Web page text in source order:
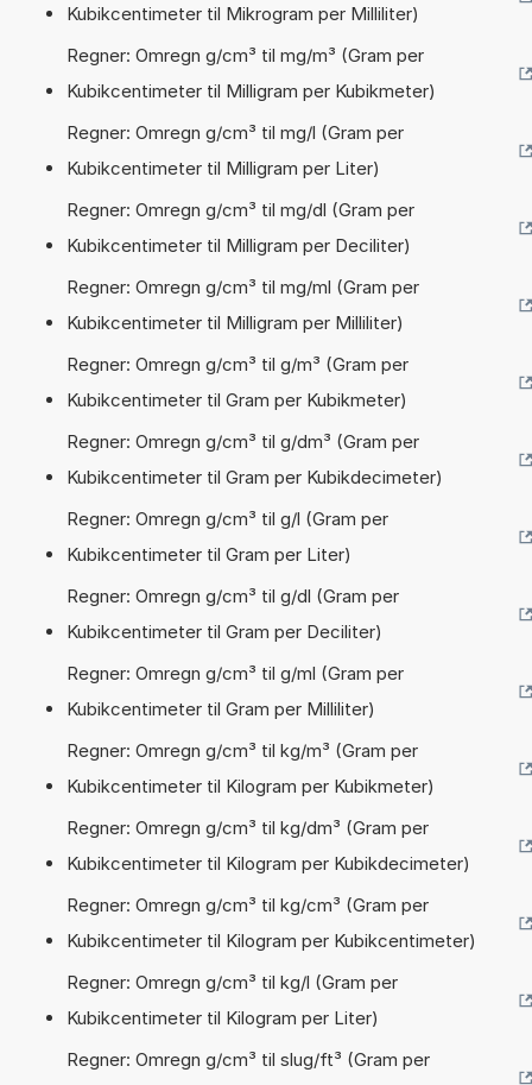
Kubikcentimeter til Mikrogram per Milliliter)
Regner: Omregn g/cm³ til mg/m³ (Gram per
Kubikcentimeter til Milligram per Kubikmeter)
Regner: Omregn g/cm³ til mg/l (Gram per
Kubikcentimeter til Milligram per Liter)
Regner: Omregn g/cm³ til mg/dl (Gram per
Kubikcentimeter til Milligram per Deciliter)
Regner: Omregn g/cm³ til mg/ml (Gram per
Kubikcentimeter til Milligram per Milliliter)
Regner: Omregn g/cm³ til g/m³ (Gram per
Kubikcentimeter til Gram per Kubikmeter)
Regner: Omregn g/cm³ til g/dm³ (Gram per
Kubikcentimeter til Gram per Kubikdecimeter)
Regner: Omregn g/cm³ til g/l (Gram per
Kubikcentimeter til Gram per Liter)
Regner: Omregn g/cm³ til g/dl (Gram per
Kubikcentimeter til Gram per Deciliter)
Regner: Omregn g/cm³ til g/ml (Gram per
Kubikcentimeter til Gram per Milliliter)
Regner: Omregn g/cm³ til kg/m³ (Gram per
Kubikcentimeter til Kilogram per Kubikmeter)
Regner: Omregn g/cm³ til kg/dm³ (Gram per
Kubikcentimeter til Kilogram per Kubikdecimeter)
Regner: Omregn g/cm³ til kg/cm³ (Gram per
Kubikcentimeter til Kilogram per Kubikcentimeter)
Regner: Omregn g/cm³ til kg/l (Gram per
Kubikcentimeter til Kilogram per Liter)
Regner: Omregn g/cm³ til slug/ft³ (Gram per